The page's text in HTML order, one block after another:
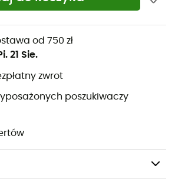
od 750 zł
21 Sie.
zwrot
poszukiwaczy
przełącza się na wolne
1 h
30 h
10 h